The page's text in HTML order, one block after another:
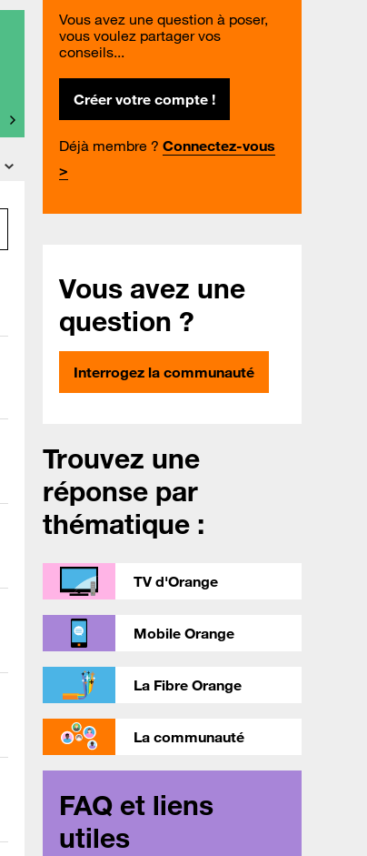
Vous avez une question à poser,
vous voulez partager vos
conseils...
Créer votre compte !
Déjà membre ? Connectez-vous
>
Vous avez une
question ?
Interrogez la communauté
Trouvez une
réponse par
thématique :
TV d'Orange
Mobile Orange
La Fibre Orange
La communauté
FAQ et liens
utiles